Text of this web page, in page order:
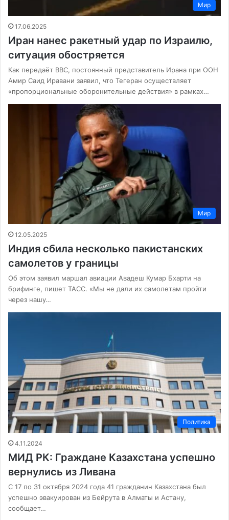
Мир
17.06.2025
Иран нанес ракетный удар по Израилю,
ситуация обостряется
Как передаёт BBC, постоянный представитель Ирана при ООН
Амир Саид Иравани заявил, что Тегеран осуществляет
«пропорциональные оборонительные действия» в рамках…
Мир
12.05.2025
Индия сбила несколько пакистанских
самолетов у границы
Об этом заявил маршал авиации Авадеш Кумар Бхарти на
брифинге, пишет ТАСС. «Мы не дали их самолетам пройти
через нашу…
Политика
4.11.2024
МИД РК: Граждане Казахстана успешно
вернулись из Ливана
С 17 по 31 октября 2024 года 41 гражданин Казахстана был
успешно эвакуирован из Бейрута в Алматы и Астану,
сообщает…